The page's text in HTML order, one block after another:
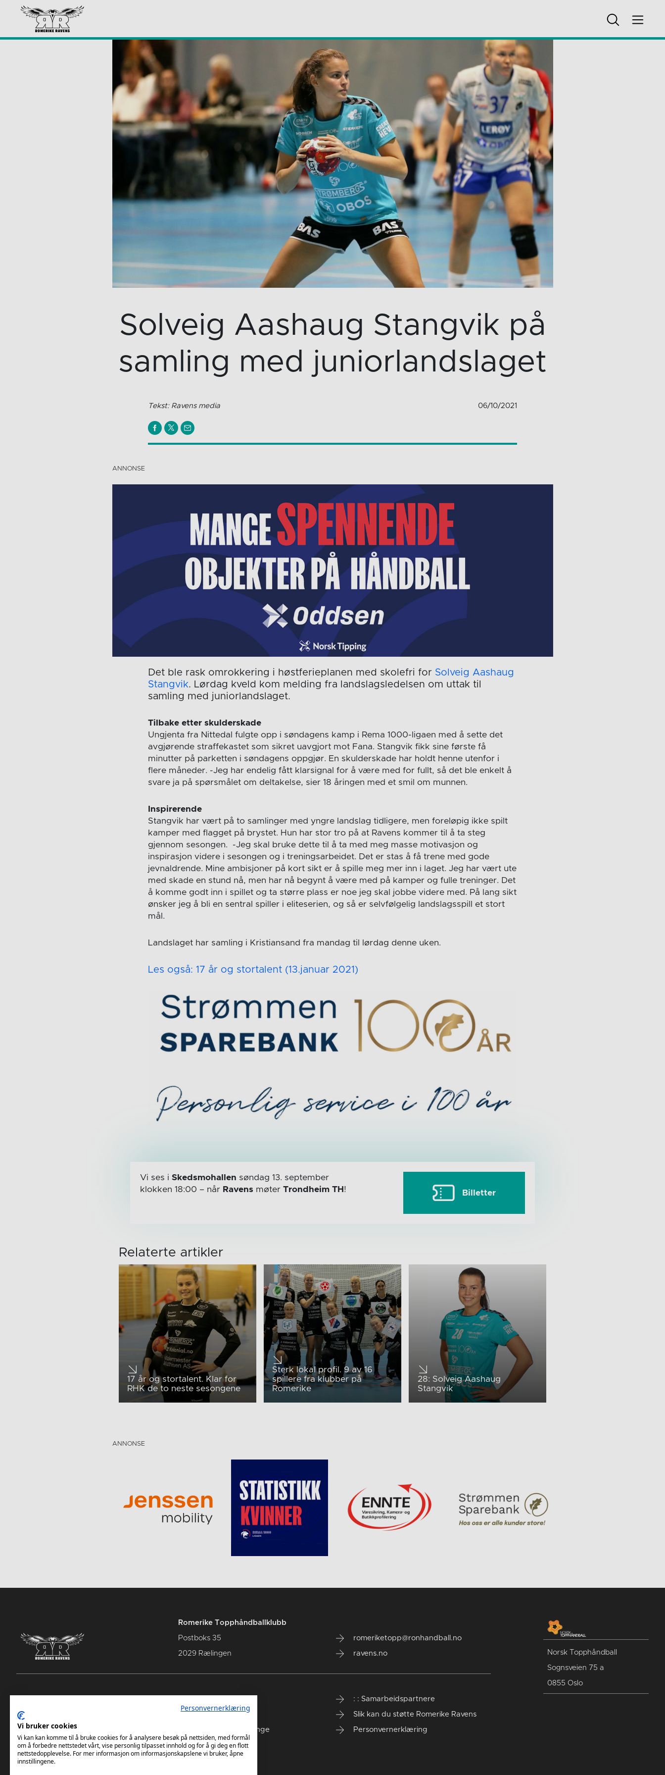
Solveig Aashaug Stangvik på
samling med juniorlandslaget
Tekst: Ravens media 06/10/2021
Det ble rask omrokkering i høstferieplanen med skolefri for Solveig Aashaug
Stangvik. Lørdag kveld kom melding fra landslagsledelsen om uttak til
samling med juniorlandslaget.
Tilbake etter skulderskade
Ungjenta fra Nittedal fulgte opp i søndagens kamp i Rema 1000-ligaen med å sette det
avgjørende straffekastet som sikret uavgjort mot Fana. Stangvik fikk sine første få
minutter på parketten i søndagens oppgjør. En skulderskade har holdt henne utenfor i
flere måneder. -Jeg har endelig fått klarsignal for å være med for fullt, så det ble enkelt å
svare ja på spørsmålet om deltakelse, sier 18 åringen med et smil om munnen.
Inspirerende
Stangvik har vært på to samlinger med yngre landslag tidligere, men foreløpig ikke spilt
kamper med flagget på brystet. Hun har stor tro på at Ravens kommer til å ta steg
gjennom sesongen. -Jeg skal bruke dette til å ta med meg masse motivasjon og
inspirasjon videre i sesongen og i treningsarbeidet. Det er stas å få trene med gode
jevnaldrende. Mine ambisjoner på kort sikt er å spille meg mer inn i laget. Jeg har vært ute
med skade en stund nå, men har nå begynt å være med på kamper og fulle treninger. Det
å komme godt inn i spillet og ta større plass er noe jeg skal jobbe videre med. På lang sikt
ønsker jeg å bli en sentral spiller i eliteserien, og så er selvfølgelig landslagsspill et stort
mål.
Landslaget har samling i Kristiansand fra mandag til lørdag denne uken.
Les også: 17 år og stortalent (13.januar 2021)
Vi ses i Skedsmohallen søndag 13. september
klokken 18:00 – når Ravens møter Trondheim TH ! Billetter
Relaterte artikler
17 år og stortalent. Klar for
RHK de to neste sesongene
Sterk lokal profil. 9 av 16
spillere fra klubber på
Romerike
28: Solveig Aashaug
Stangvik
Romerike Topphåndballklubb
Postboks 35
2029 Rælingen
romeriketopp@ronhandball.no
ravens.no
: : Nyhetsarkiv
: : Spillerstall
Preseason Challenge
: : Samarbeidspartnere
Slik kan du støtte Romerike Ravens
Personvernerklæring
Norsk Topphåndball
Sognsveien 75 a
0855 Oslo
Personvernerklæring
Vi bruker cookies
Vi kan kan komme til å bruke cookies for å analysere besøk på nettsiden, med formål
om å forbedre nettstedet vårt, vise personlig tilpasset innhold og for å gi deg en flott
nettstedopplevelse. For mer informasjon om informasjonskapslene vi bruker, åpne
innstillingene.